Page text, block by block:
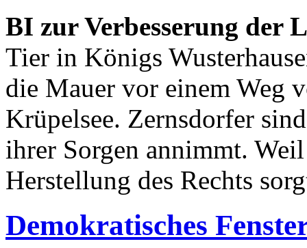
BI zur Verbesserung der
Tier in Königs
die Mauer vor einem Weg
Krüpelsee. Zernsdorfer
ihrer Sorgen annimmt.
Herstellung des Rechts
Demokratisches